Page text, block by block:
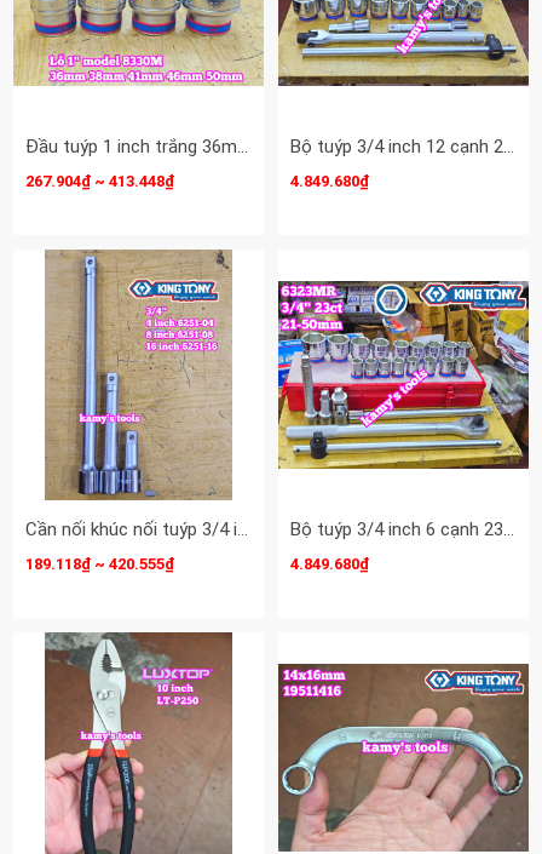
Đầu tuýp 1 inch trắng 36mm 38mm 41mm 46mm Kingtony 833036M 833038M 833041M 833046M 833050M
267.904₫ ~ 413.448₫
Bộ tuýp 3/4 inch 12 cạnh 2 hệ inch và mét 26 chi tiết 22-50mm Kingtony 6226CR
4.849.680₫
Cần nối khúc nối tuýp 3/4 inch Kingtony dài 4 inch 6 inch 10 inch 6251-04 6251-06 6251-10
189.118₫ ~ 420.555₫
Bộ tuýp 3/4 inch 6 cạnh 23 chi tiết 21-50mm Kingtony 6323MR
4.849.680₫